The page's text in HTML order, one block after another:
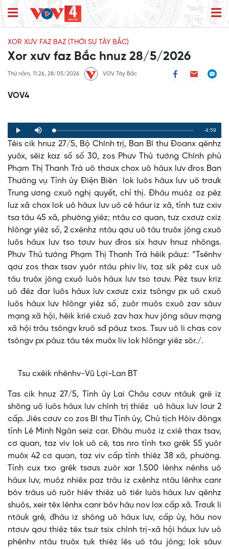
XOR XƯV FAZ BAZ (THỜI SỰ TÂY BẮC)
Xor xưv faz Bắc hnuz 28/5/2026
Thứ năm, 11:26, 28/05/2026 VOV Tây Bắc
VOV4
Play Mute Loaded:
0%
Progress:
0%
Remaining
Time
-4:59
Têis cik hnuz 27/5, Bộ Chính trị, Ban Bí thư Đoanx qênhz
yuôx, sêiz kaz số số 30, zos Phưv Thủ tướng Chính phủ
Phạm Thị Thanh Trà uô thơưx chox uô hâux lưv đros Ban
Thường vụ Tỉnh ủy Điện Biên lok luôs hâux lưv uô trơưk
Trung ương cxuô nghị quyết, chỉ thị. Đhâu muôz oz pêz
luz xã chox lok uô hâux lưv uô cê hâur iz xã, tỉnh tưz cxiv
tsa tâu 45 xã, phường yiêz; ntâu cơ quan, tưz cxơưz cxiz
hlôngr yiêz số, 2 cxênhz ntâu qơư uô tâu truôx jông cxuô
luôs hâux lưv tso tơưv huv đros six hơưv hnuz nhôngs.
Phưv Thủ tướng Phạm Thị Thanh Trà hêik pâuz: “Tsênhv
qơư zos thax tsav yuôr ntâu phiv liv, taz sik pêz cux uô
tâu truôx jông cxuô luôs hâux lưv tso tơưv. Pêz tsuv kriz
uô đêz đar luôs hâux lưv cxơưz cxiz tsôngv px uô cxuô
luôs hâux lưv hlôngr yiêz số, zuôr muôs cxuô zav sâuv
mạng xã hội, hêik kriê cxuô zav hax huv jông sâuv mạng
xã hội trâu tsôngv kruô sđ pâuz txos. Tsuv uô li chas cov
tsôngv px pâuz tâu têx muôx liv lok hlôngr yiêz sôr./.
Tsu cxêik nhênhv-Vũ Lợi-Lan BT
Tas cik hnuz 27/5, Tỉnh ủy Lai Châu cơưv ntâuk grê iz
shông uô luôs hâux lưv chính trị thiêz uô hâux lưv lơưr 2
cấp. Jiês cơưv co zos Bí thư Tỉnh ủy, Chủ tịch Hôiv đôngx
tỉnh Lê Minh Ngân seiz car. Đhâu muôz iz cxiê thax tsav,
cơ quan, taz viv lok uô cê, tas nro tỉnh txo grêk 55 yuôr
muôx 42 cơ quan, taz viv cấp tỉnh thiêz 38 xã, phường.
Tỉnh cux txo grêk tsơưs zuôr xar 1.500 lênhx nênhs uô
hâux lưv, muôz nhiêx paz trâu iz cxênhz ntâu lênhx canr
bôv trâus uô ruôr hiêv thiêz uô tiêr luôs hâux lưv qênhz
shuôs, xeir têx lênhx canr bôv hâu nov lox cấp xã. Trơưk li
ntâuk grê, đhâu iz shông uô hâux lưv, cấp ủy, hâu nov
ntơưv qơư thiêz têx tsưr tsix chính trị-xã hội hâux lưv uô
phênhv ntâu truôx tuk thiêz lês uô tâu jông; lok sâuv